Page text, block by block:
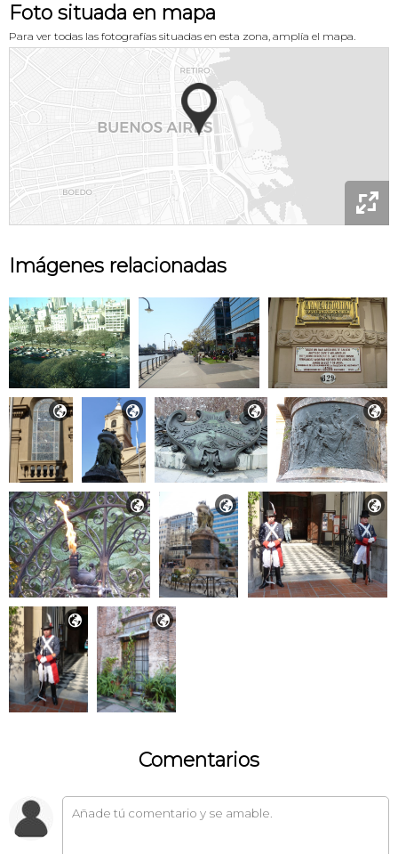
Foto situada en mapa
Para ver todas las fotografías situadas en esta zona, amplía el mapa.

Imágenes relacionadas
   
  
 
Comentarios